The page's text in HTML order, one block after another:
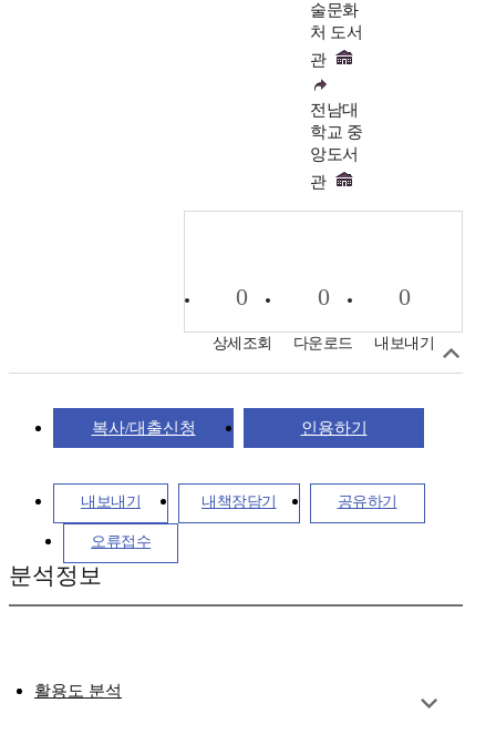
술문화
처 도서
관
전남대
학교 중
앙도서
관
0
상세조회
0
다운로드
0
내보내기
복사/대출신청 인용하기
내보내기 내책장담기 공유하기
오류접수
분석정보
활용도 분석